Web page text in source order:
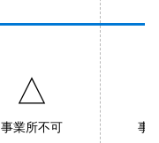
△
事業所不可 事